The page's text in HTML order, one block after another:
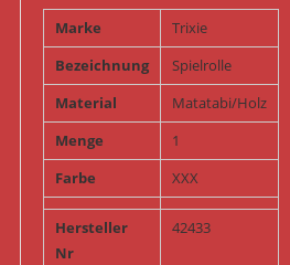
Marke
Trixie
Bezeichnung
Spielrolle
Material
Matatabi/Holz
Menge
1
Farbe
XXX
Hersteller
Nr
42433